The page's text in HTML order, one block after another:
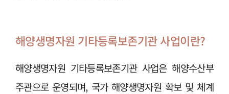
해양생명자원 기타등록보존기관 사업이란?
해양생명자원 기타등록보존기관 사업은 해양수산부
주관으로 운영되며, 국가 해양생명자원 확보 및 체계